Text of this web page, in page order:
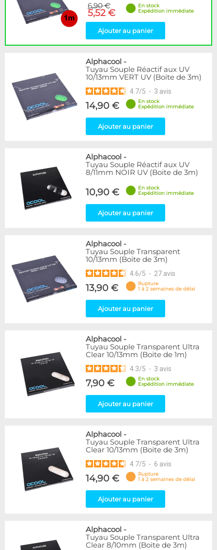
6,90 €
5,52 €
En stock
Expédition immédiate
Ajouter au panier
Alphacool -
Tuyau Souple Réactif aux UV
10/13mm VERT UV (Boite de 3m)
4.7/5 - 3 avis
14,90 €
En stock
Expédition immédiate
Ajouter au panier
Alphacool -
Tuyau Souple Réactif aux UV
8/11mm NOIR UV (Boite de 3m)
10,90 €
En stock
Expédition immédiate
Ajouter au panier
Alphacool -
Tuyau Souple Transparent
10/13mm (Boite de 3m)
4.6/5 - 27 avis
13,90 €
Rupture
1 à 2 semaines de délai
Ajouter au panier
Alphacool -
Tuyau Souple Transparent Ultra
Clear 10/13mm (Boite de 1m)
4.3/5 - 3 avis
7,90 €
En stock
Expédition immédiate
Ajouter au panier
Alphacool -
Tuyau Souple Transparent Ultra
Clear 10/13mm (Boite de 3m)
4.7/5 - 6 avis
14,90 €
Rupture
1 à 2 semaines de délai
Ajouter au panier
Alphacool -
Tuyau Souple Transparent Ultra
Clear 8/10mm (Boite de 3m)